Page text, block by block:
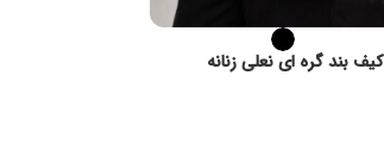
کیف بند گره ای نعلی زنانه